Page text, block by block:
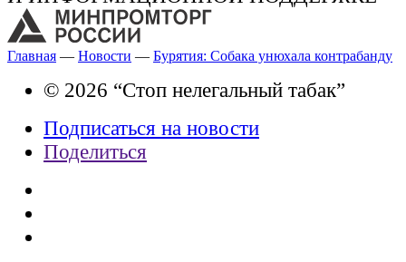
Главная — Новости — Бурятия: Собака унюхала контрабанду
© 2026 “Стоп нелегальный табак”
Подписаться на новости
Поделиться